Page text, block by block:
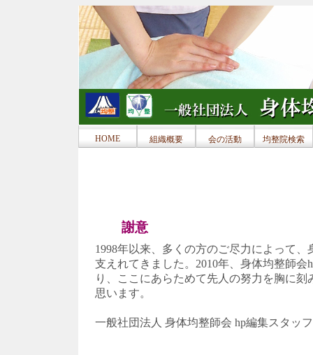
HOME 組織概要 会の活動 均整院検索
謝意
1998年以来、多くの方のご尽力によって
支えれてきました。2010年、身体均整師会
り、ここにあらためて先人の努力を胸に
思います。
一般社団法人 身体均整師会 hp編集スタッ